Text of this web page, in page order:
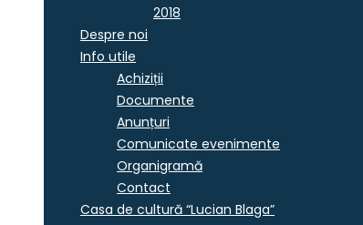
2018
Despre noi
Info utile
Achiziții
Documente
Anunțuri
Comunicate evenimente
Organigramă
Contact
Casa de cultură “Lucian Blaga”